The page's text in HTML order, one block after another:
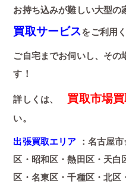
お持ち込みが難しい大型の
買取サービスをご利用
ご自宅までお伺いし、その
す！
詳しくは、 買取市場
い。
出張買取エリア ：名古屋
区・昭和区・熱田区・天白
区・名東区・千種区・北